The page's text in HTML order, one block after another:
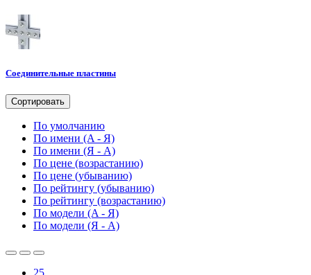
Соединительные пластины
Сортировать
По умолчанию
По имени (A - Я)
По имени (Я - A)
По цене (возрастанию)
По цене (убыванию)
По рейтингу (убыванию)
По рейтингу (возрастанию)
По модели (A - Я)
По модели (Я - A)
25